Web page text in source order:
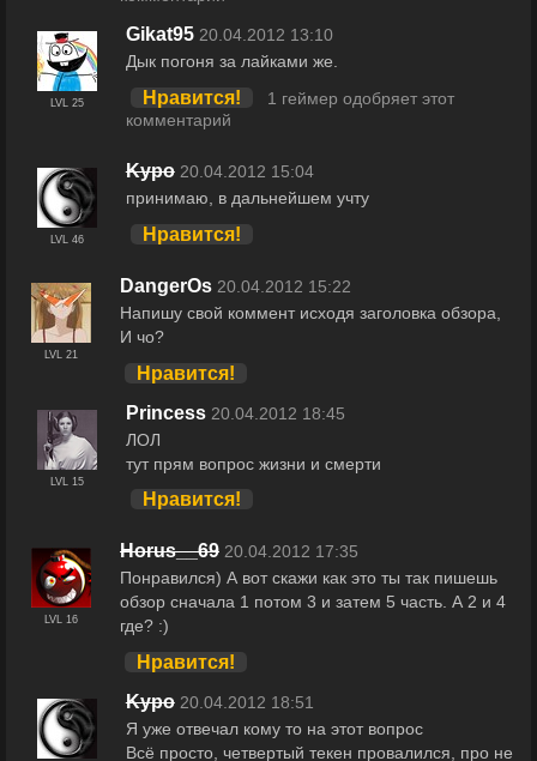
LVL 25
Gikat95 20.04.2012 13:10
Дык погоня за лайками же.
Нравится!
1 геймер одобряет этот
комментарий
LVL 46
Kypo 20.04.2012 15:04
принимаю, в дальнейшем учту
Нравится!
LVL 21
DangerOs 20.04.2012 15:22
Напишу свой коммент исходя заголовка обзора,
И чо?
Нравится!
LVL 15
Princess 20.04.2012 18:45
ЛОЛ
тут прям вопрос жизни и смерти
Нравится!
LVL 16
Horus__69 20.04.2012 17:35
Понравился) А вот скажи как это ты так пишешь
обзор сначала 1 потом 3 и затем 5 часть. А 2 и 4
где? :)
Нравится!
Kypo 20.04.2012 18:51
Я уже отвечал кому то на этот вопрос
Всё просто, четвертый текен провалился, про не